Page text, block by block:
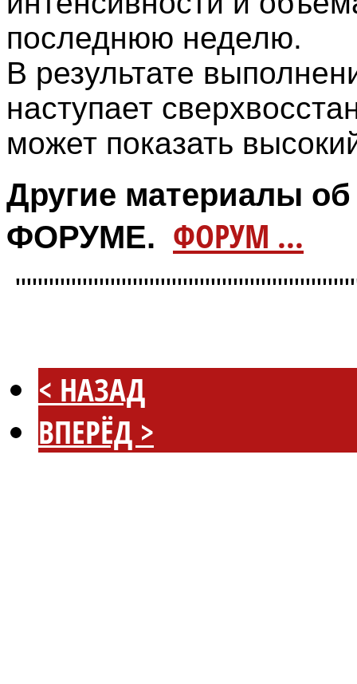
последнюю неделю.
В результате
наступает
может показать
Другие материалы
ФОРУМЕ. ФОРУМ ...
< НАЗАД
ВПЕРЁД >